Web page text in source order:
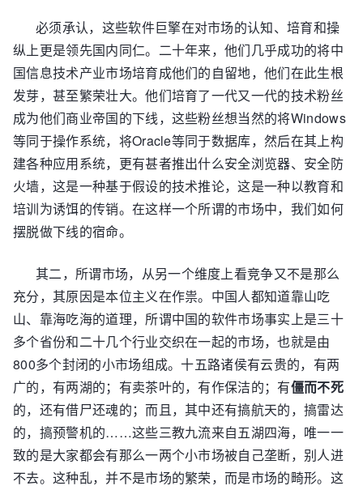
必须承认，这些软件巨擎在对市场的认知、培育和操
纵上更是领先国内同仁。二十年来，他们几乎成功的将中
国信息技术产业市场培育成他们的自留地，他们在此生根
发芽，甚至繁荣壮大。他们培育了一代又一代的技术粉丝
成为他们商业帝国的下线，这些粉丝想当然的将Windows
等同于操作系统，将Oracle等同于数据库，然后在其上构
建各种应用系统，更有甚者推出什么安全浏览器、安全防
火墙，这是一种基于假设的技术推论，这是一种以教育和
培训为诱饵的传销。在这样一个所谓的市场中，我们如何
摆脱做下线的宿命。
其二，所谓市场，从另一个维度上看竞争又不是那么
充分，其原因是本位主义在作祟。中国人都知道靠山吃
山、靠海吃海的道理，所谓中国的软件市场事实上是三十
多个省份和二十几个行业交织在一起的市场，也就是由
800多个封闭的小市场组成。十五路诸侯有云贵的，有两
广的，有两湖的；有卖茶叶的，有作保洁的；有僵而不死
的，还有借尸还魂的；而且，其中还有搞航天的，搞雷达
的，搞预警机的……这些三教九流来自五湖四海，唯一一
致的是大家都会有那么一两个小市场被自己垄断，别人进
不去。这种乱，并不是市场的繁荣，而是市场的畸形。这